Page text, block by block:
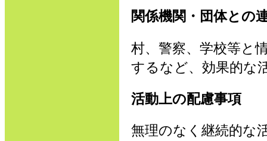
関係機関・団体との
村、警察、学校等と
するなど、効果的な
活動上の配慮事項
無理のなく継続的な